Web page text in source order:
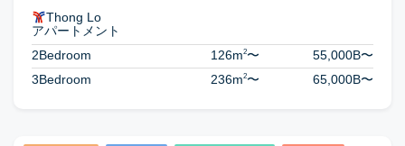
Thong Lo
アパートメント
2Bedroom
126m2〜 55,000B〜
3Bedroom
236m2〜 65,000B〜